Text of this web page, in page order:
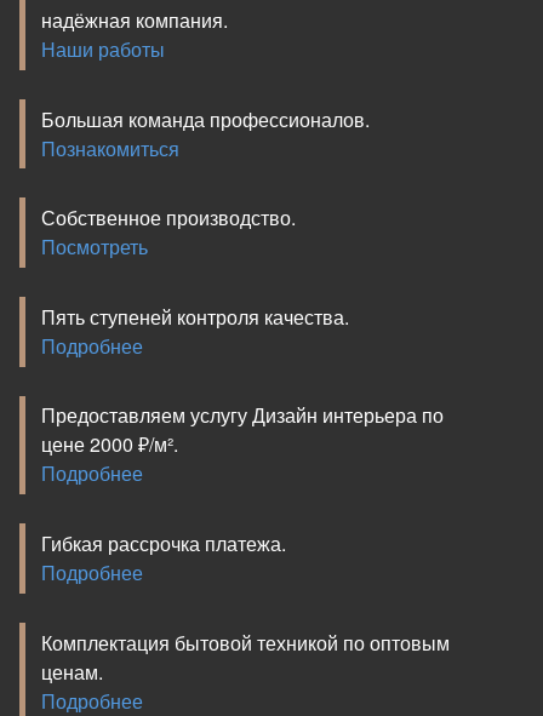
надёжная компания.
Наши работы
Большая команда профессионалов.
Познакомиться
Собственное производство.
Посмотреть
Пять ступеней контроля качества.
Подробнее
Предоставляем услугу Дизайн интерьера по
цене 2000 ₽/м².
Подробнее
Гибкая рассрочка платежа.
Подробнее
Комплектация бытовой техникой по оптовым
ценам.
Подробнее